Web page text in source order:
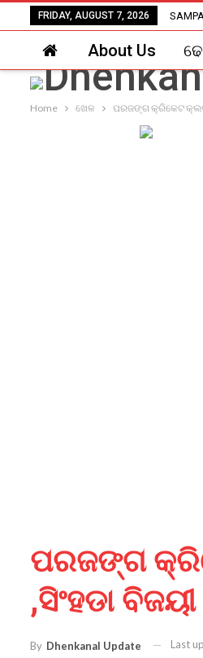
FRIDAY, AUGUST 7, 2026
About Us
Home ଖେଳ ପରଜଙ୍ଗ କ୍ରିକେଟ
ପରଜଙ୍ଗ
,ସିଂହଡା ବିଜୟୀ
By Dhenkanal Update Last